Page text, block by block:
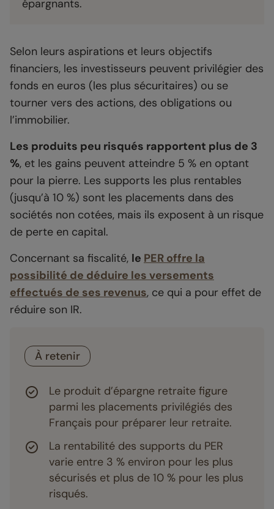
épargnants.
Selon leurs aspirations et leurs objectifs
financiers, les investisseurs peuvent privilégier des
fonds en euros (les plus sécuritaires) ou se
tourner vers des actions, des obligations ou
l’immobilier.
Les produits peu risqués rapportent plus de 3
%, et les gains peuvent atteindre 5 % en optant
pour la pierre. Les supports les plus rentables
(jusqu’à 10 %) sont les placements dans des
sociétés non cotées, mais ils exposent à un risque
de perte en capital.
Concernant sa fiscalité, le PER offre la
possibilité de déduire les versements
effectués de ses revenus, ce qui a pour effet de
réduire son IR.
À retenir
Le produit d’épargne retraite figure
parmi les placements privilégiés des
Français pour préparer leur retraite.
La rentabilité des supports du PER
varie entre 3 % environ pour les plus
sécurisés et plus de 10 % pour les plus
risqués.